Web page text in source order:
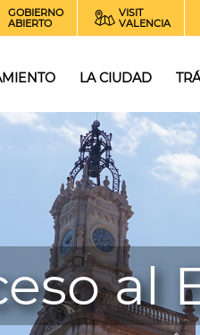
GOBIERNO
ABIERTO
VISIT
VALENCIA
LA CIUDAD
al